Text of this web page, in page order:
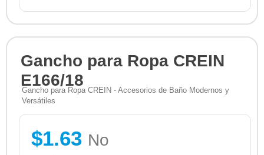
Gancho para Ropa CREIN
E166/18
Gancho para Ropa CREIN - Accesorios de Baño Modernos y
Versátiles
$1.63 No